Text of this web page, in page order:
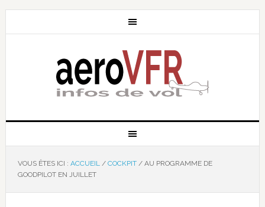
VOUS ÊTES ICI : ACCUEIL / COCKPIT /AU PROGRAMME DE
GOODPILOT EN JUILLET